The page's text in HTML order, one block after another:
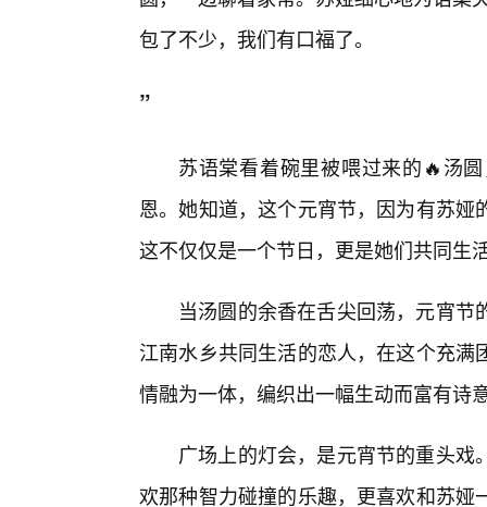
包了不少，我们有口福了。
”
苏语棠看着碗里被喂过来的🔥汤
恩。她知道，这个元宵节，因为有苏
这不仅仅是一个节日，更是她们共同生
当汤圆的余香在舌尖回荡，元宵
江南水乡共同生活的恋人，在这个充
情融为一体，编织出一幅生动而富有诗
广场上的灯会，是元宵节的重头
欢那种智力碰撞的乐趣，更喜欢和苏